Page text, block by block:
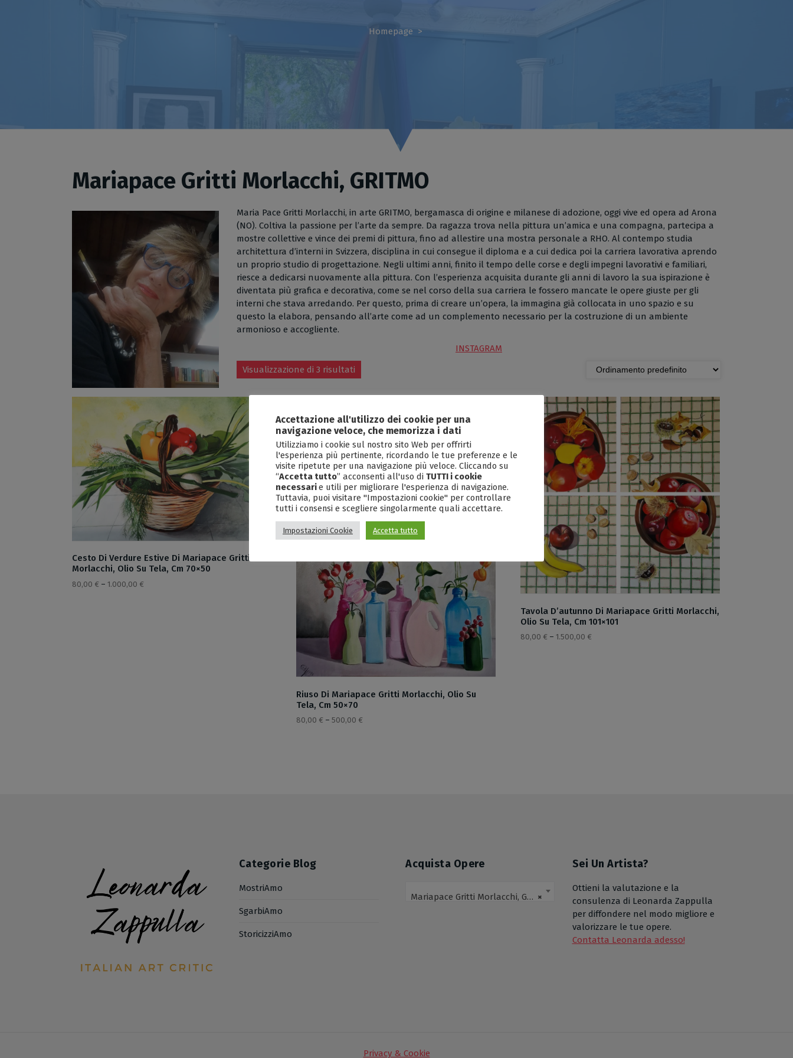
Homepage >
Mariapace Gritti Morlacchi, GRITMO
Maria Pace Gritti Morlacchi, in arte GRITMO, bergamasca di origine e milanese di adozione, oggi vive ed opera ad Arona
(NO). Coltiva la passione per l’arte da sempre. Da ragazza trova nella pittura un’amica e una compagna, partecipa a
mostre collettive e vince dei premi di pittura, fino ad allestire una mostra personale a RHO. Al contempo studia
architettura d’interni in Svizzera, disciplina in cui consegue il diploma e a cui dedica poi la carriera lavorativa aprendo
un proprio studio di progettazione. Negli ultimi anni, finito il tempo delle corse e degli impegni lavorativi e familiari,
riesce a dedicarsi nuovamente alla pittura. Con l’esperienza acquisita durante gli anni di lavoro la sua ispirazione è
diventata più grafica e decorativa, come se nel corso della sua carriera le fossero mancate le opere giuste per gli
interni che stava arredando. Per questo, prima di creare un’opera, la immagina già collocata in uno spazio e su
questo la elabora, pensando all’arte come ad un complemento necessario per la costruzione di un ambiente
armonioso e accogliente.
INSTAGRAM
Visualizzazione di 3 risultati
Cesto Di Verdure Estive Di Mariapace Gritti
Morlacchi, Olio Su Tela, Cm 70×50
80,00 € – 1.000,00 €
Riuso Di Mariapace Gritti Morlacchi, Olio Su
Tela, Cm 50×70
80,00 € –500,00 €
Tavola D’autunno Di Mariapace Gritti Morlacchi,
Olio Su Tela, Cm 101×101
80,00 € –1.500,00 €
Categorie Blog
MostriAmo
SgarbiAmo
StoricizziAmo
Acquista Opere
×
Mariapace Gritti Morlacchi, GRITMO
Sei Un Artista?
Ottieni la valutazione e la
consulenza di Leonarda Zappulla
per diffondere nel modo migliore e
valorizzare le tue opere.
Contatta Leonarda adesso!
Privacy & Cookie
Accettazione all'utilizzo dei cookie per una
navigazione veloce, che memorizza i dati
Utilizziamo i cookie sul nostro sito Web per offrirti
l'esperienza più pertinente, ricordando le tue preferenze e le
visite ripetute per una navigazione più veloce. Cliccando su
“Accetta tutto” acconsenti all'uso di TUTTI i cookie
necessarie utili per migliorare l'esperienza di navigazione.
Tuttavia, puoi visitare "Impostazioni cookie" per controllare
tutti i consensi e scegliere singolarmente quali accettare.
Impostazioni Cookie Accetta tutto